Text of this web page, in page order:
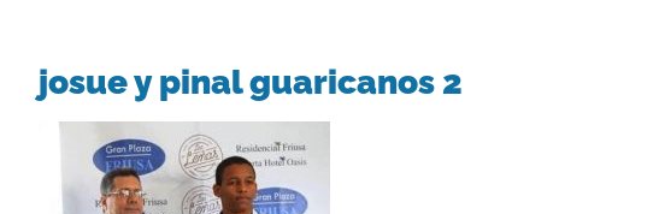
josue y pinal guaricanos 2